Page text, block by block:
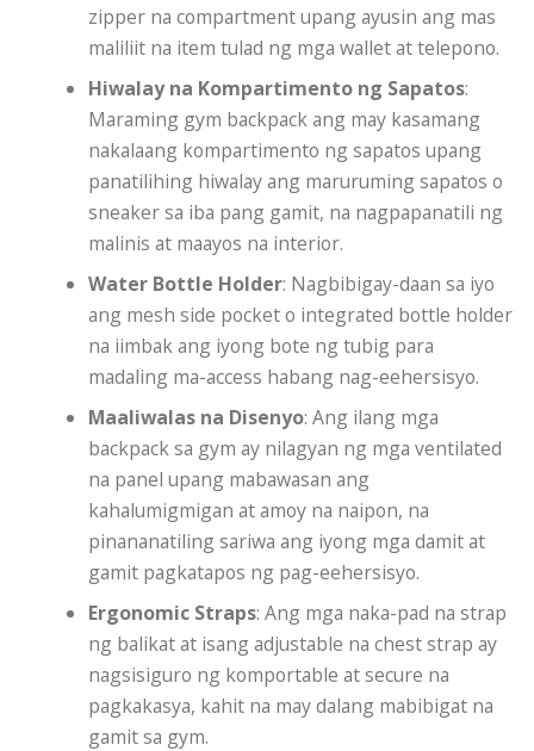
zipper na compartment upang ayusin ang mas
maliliit na item tulad ng mga wallet at telepono.
Hiwalay na Kompartimento ng Sapatos:
Maraming gym backpack ang may kasamang
nakalaang kompartimento ng sapatos upang
panatilihing hiwalay ang maruruming sapatos o
sneaker sa iba pang gamit, na nagpapanatili ng
malinis at maayos na interior.
Water Bottle Holder: Nagbibigay-daan sa iyo
ang mesh side pocket o integrated bottle holder
na iimbak ang iyong bote ng tubig para
madaling ma-access habang nag-eehersisyo.
Maaliwalas na Disenyo: Ang ilang mga
backpack sa gym ay nilagyan ng mga ventilated
na panel upang mabawasan ang
kahalumigmigan at amoy na naipon, na
pinananatiling sariwa ang iyong mga damit at
gamit pagkatapos ng pag-eehersisyo.
Ergonomic Straps: Ang mga naka-pad na strap
ng balikat at isang adjustable na chest strap ay
nagsisiguro ng komportable at secure na
pagkakasya, kahit na may dalang mabibigat na
gamit sa gym.